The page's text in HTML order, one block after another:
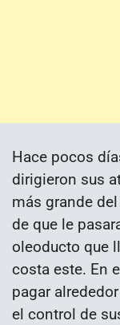
Hace pocos
dirigieron sus
más grande
de que le
oleoducto que
costa este. En
pagar
el control de